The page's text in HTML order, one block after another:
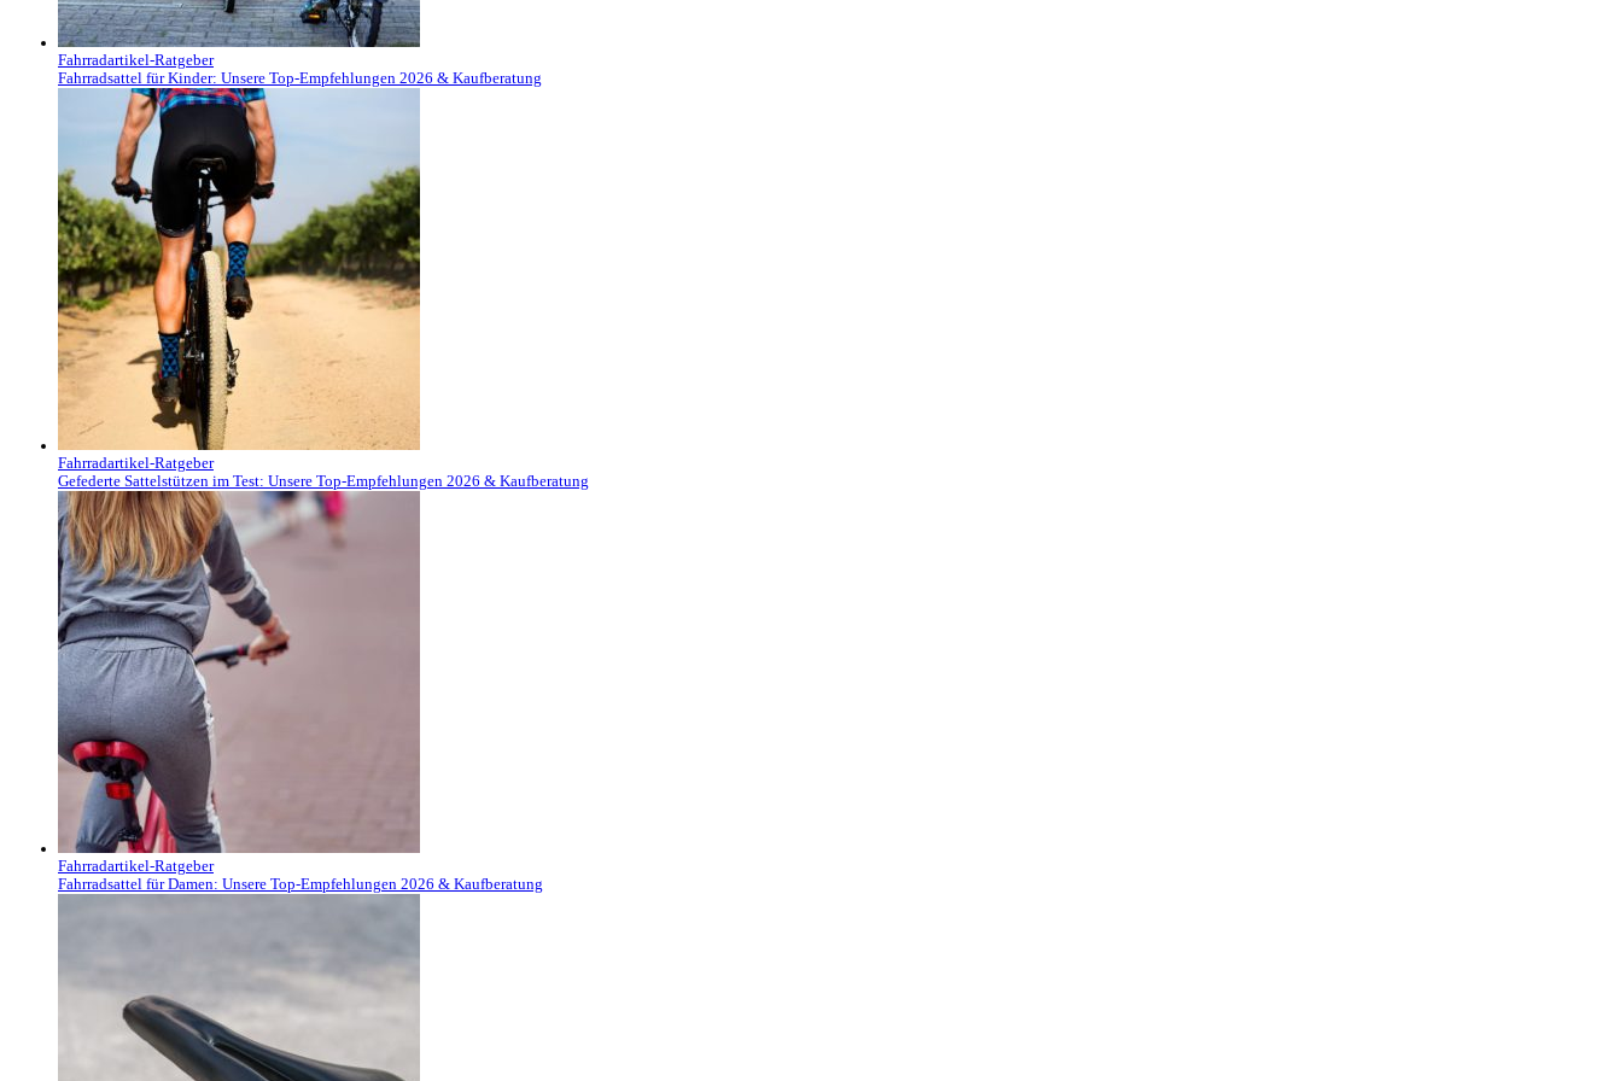
Fahrradartikel-Ratgeber
Fahrradsattel für Kinder: Unsere Top-Empfehlungen 2026 & Kaufberatung
Fahrradartikel-Ratgeber
Gefederte Sattelstützen im Test: Unsere Top-Empfehlungen 2026 & Kaufberatung
Fahrradartikel-Ratgeber
Fahrradsattel für Damen: Unsere Top-Empfehlungen 2026 & Kaufberatung